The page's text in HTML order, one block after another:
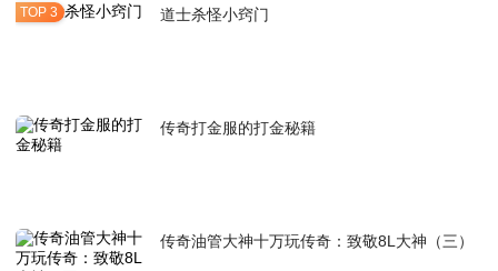
道士杀怪小窍门
传奇打金服的打金秘籍
传奇油管大神十万玩传奇：致敬8L大神（三）